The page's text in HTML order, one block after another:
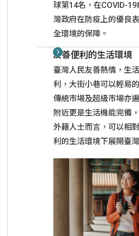
球第14名，在COVID-
灣政府在防疫上的優良
全環境的保障。
友善便利的生活環境
臺灣人民友善熱情，生
利，大街小巷可以輕易
傳統市場及超級市場亦
附近更是生活機能完備
外籍人士而言，可以相
利的生活環境下展開臺